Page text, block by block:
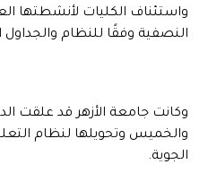
واستئناف الكليات لأنشطتها
النصفية وفقًا للنظام والجداول
وكانت جامعة الأزهر قد علقت
والخميس وتحويلها لنظام
الجوية.